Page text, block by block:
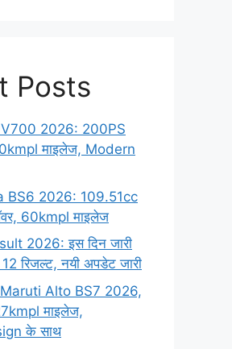
Posts
2026: 200PS
माइलेज, Modern
BS6 2026: 109.51cc
60kmpl माइलेज
2026: इस दिन जारी
12 रिजल्ट, नयी अपडेट जारी
Maruti Alto BS7 2026,
माइलेज,
के साथ